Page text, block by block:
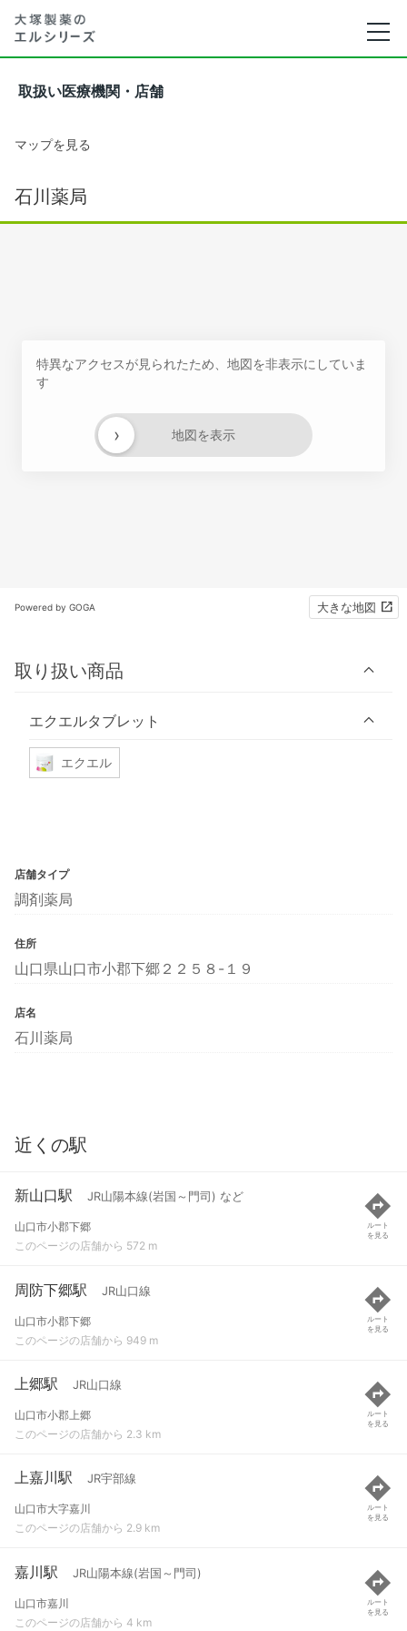
取扱い医療機関・店舗
マップを見る
石川薬局
特異なアクセスが見られたため、地図を非表示にしていま
す
地図を表示
›
Powered by GOGA 大きな地図
取り扱い商品
エクエルタブレット
エクエル
店舗タイプ
調剤薬局
住所
山口県山口市小郡下郷２２５８-１９
店名
石川薬局
近くの駅
新山口駅 JR山陽本線(岩国～門司) など
山口市小郡下郷
このページの店舗から 572 m
ルート
を見る
周防下郷駅 JR山口線
山口市小郡下郷
このページの店舗から 949 m
ルート
を見る
上郷駅 JR山口線
山口市小郡上郷
このページの店舗から 2.3 km
ルート
を見る
上嘉川駅 JR宇部線
山口市大字嘉川
このページの店舗から 2.9 km
ルート
を見る
嘉川駅 JR山陽本線(岩国～門司)
山口市嘉川
このページの店舗から 4 km
ルート
を見る